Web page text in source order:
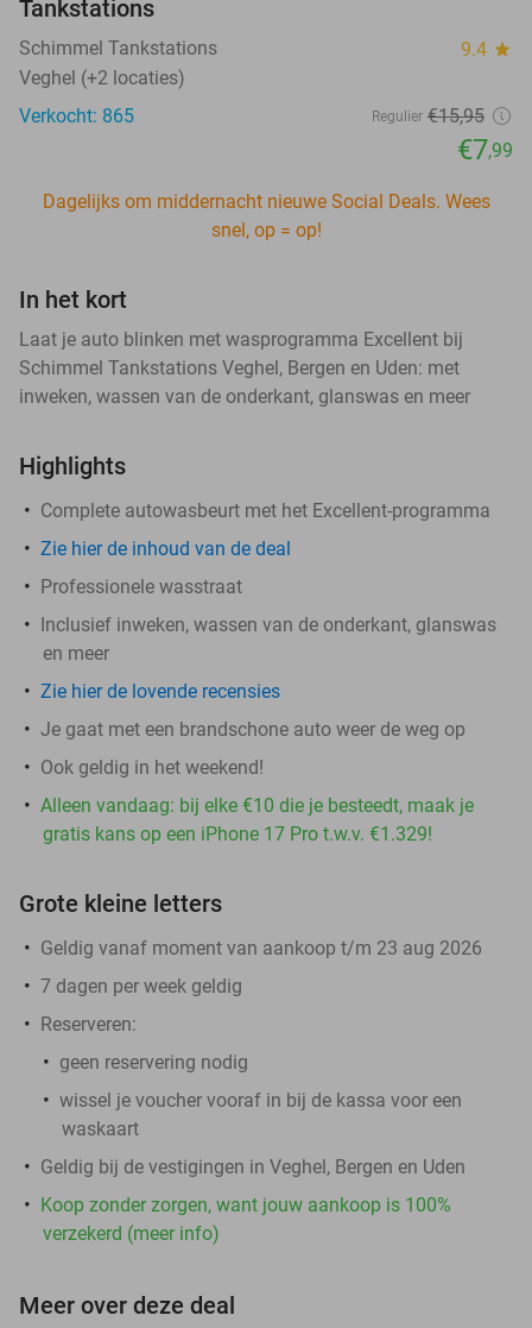
Tankstations
Schimmel Tankstations 9.4 star
Veghel (+2 locaties)
Verkocht: 865
Regulier €15,95
€7,99
Dagelijks om middernacht nieuwe Social Deals. Wees
snel, op = op!
In het kort
Laat je auto blinken met wasprogramma Excellent bij
Schimmel Tankstations Veghel, Bergen en Uden: met
inweken, wassen van de onderkant, glanswas en meer
Highlights
Complete autowasbeurt met het Excellent-programma
Zie hier de inhoud van de deal
Professionele wasstraat
Inclusief inweken, wassen van de onderkant, glanswas
en meer
Zie hier de lovende recensies
Je gaat met een brandschone auto weer de weg op
Ook geldig in het weekend!
Alleen vandaag: bij elke €10 die je besteedt, maak je
gratis kans op een iPhone 17 Pro t.w.v. €1.329!
Grote kleine letters
Geldig vanaf moment van aankoop t/m 23 aug 2026
7 dagen per week geldig
Reserveren:
geen reservering nodig
wissel je voucher vooraf in bij de kassa voor een
waskaart
Geldig bij de vestigingen in Veghel, Bergen en Uden
Koop zonder zorgen, want jouw aankoop is 100%
verzekerd (meer info)
Meer over deze deal